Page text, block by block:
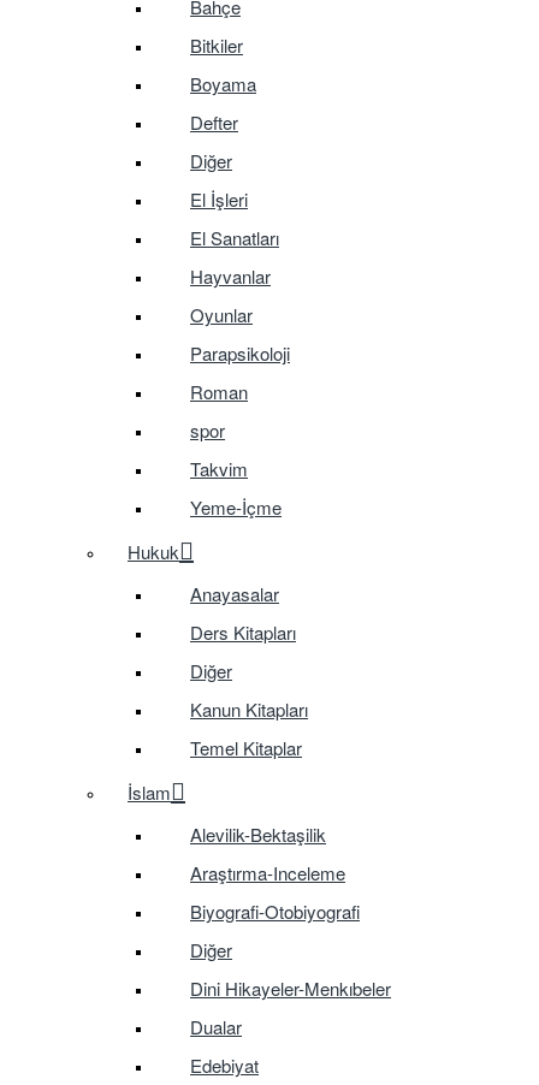
Bahçe
Bitkiler
Boyama
Defter
Diğer
El İşleri
El Sanatları
Hayvanlar
Oyunlar
Parapsikoloji
Roman
spor
Takvim
Yeme-İçme
Hukuk
Anayasalar
Ders Kitapları
Diğer
Kanun Kitapları
Temel Kitaplar
İslam
Alevilik-Bektaşilik
Araştırma-Inceleme
Biyografi-Otobiyografi
Diğer
Dini Hikayeler-Menkıbeler
Dualar
Edebiyat